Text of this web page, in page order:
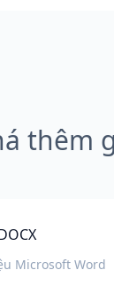
thêm
Microsoft Word